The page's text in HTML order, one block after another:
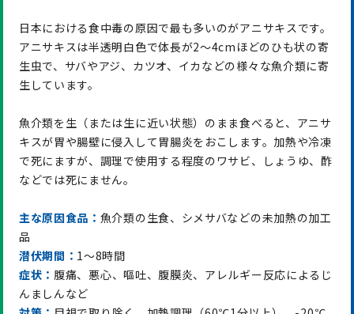
日本における食中毒の原因で最も多いのがアニサキスです。
アニサキスは半透明白色で体長が2～4cmほどのひも状の寄
生虫で、サバやアジ、カツオ、イカなどの様々な魚介類に寄
生しています。
魚介類を生（または生に近い状態）のまま食べると、アニサ
キスが胃や腸壁に侵入して胃腸炎をおこします。加熱や冷凍
で死にますが、調理で使用する程度のワサビ、しょうゆ、酢
などでは死にません。
主な原因食品： 魚介類の生食、シメサバなどの未加熱の加工
品
潜伏期間： 1～8時間
症状： 腹痛、悪心、嘔吐、腹膜炎、アレルギー反応によるじ
んましんなど